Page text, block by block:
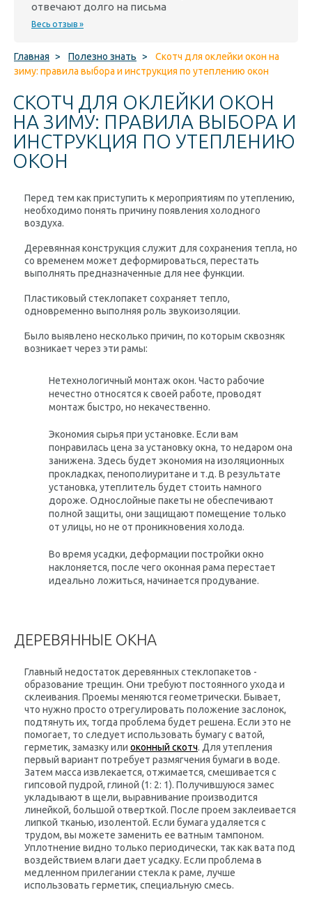
отвечают долго на письма
Весь отзыв »
Главная > Полезно знать >
Скотч для оклейки окон на
зиму: правила выбора и инструкция по утеплению окон
СКОТЧ ДЛЯ ОКЛЕЙКИ ОКОН
НА ЗИМУ: ПРАВИЛА ВЫБОРА И
ИНСТРУКЦИЯ ПО УТЕПЛЕНИЮ
ОКОН
Перед тем как приступить к мероприятиям по утеплению,
необходимо понять причину появления холодного
воздуха.
Деревянная конструкция служит для сохранения тепла, но
со временем может деформироваться, перестать
выполнять предназначенные для нее функции.
Пластиковый стеклопакет сохраняет тепло,
одновременно выполняя роль звукоизоляции.
Было выявлено несколько причин, по которым сквозняк
возникает через эти рамы:
Нетехнологичный монтаж окон. Часто рабочие
нечестно относятся к своей работе, проводят
монтаж быстро, но некачественно.
Экономия сырья при установке. Если вам
понравилась цена за установку окна, то недаром она
занижена. Здесь будет экономия на изоляционных
прокладках, пенополиуритане и т.д. В результате
установка, утеплитель будет стоить намного
дороже. Однослойные пакеты не обеспечивают
полной защиты, они защищают помещение только
от улицы, но не от проникновения холода.
Во время усадки, деформации постройки окно
наклоняется, после чего оконная рама перестает
идеально ложиться, начинается продувание.
ДЕРЕВЯННЫЕ ОКНА
Главный недостаток деревянных стеклопакетов -
образование трещин. Они требуют постоянного ухода и
склеивания. Проемы меняются геометрически. Бывает,
что нужно просто отрегулировать положение заслонок,
подтянуть их, тогда проблема будет решена. Если это не
помогает, то следует использовать бумагу с ватой,
герметик, замазку или оконный скотч. Для утепления
первый вариант потребует размягчения бумаги в воде.
Затем масса извлекается, отжимается, смешивается с
гипсовой пудрой, глиной (1: 2: 1). Получившуюся замес
укладывают в щели, выравнивание производится
линейкой, большой отверткой. После проем заклеивается
липкой тканью, изолентой. Если бумага удаляется с
трудом, вы можете заменить ее ватным тампоном.
Уплотнение видно только периодически, так как вата под
воздействием влаги дает усадку. Если проблема в
медленном прилегании стекла к раме, лучше
использовать герметик, специальную смесь.